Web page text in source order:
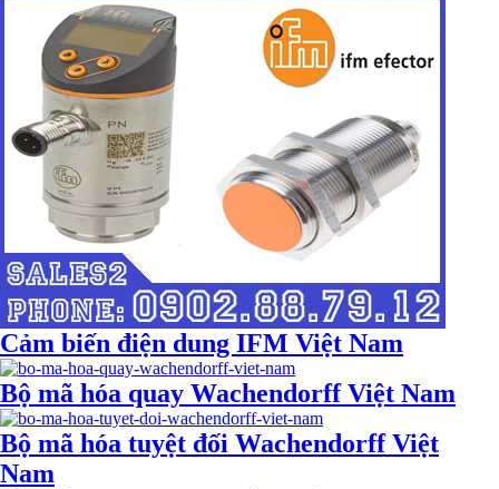
Cảm biến điện dung IFM Việt Nam
Bộ mã hóa quay Wachendorff Việt Nam
Bộ mã hóa tuyệt đối Wachendorff Việt
Nam